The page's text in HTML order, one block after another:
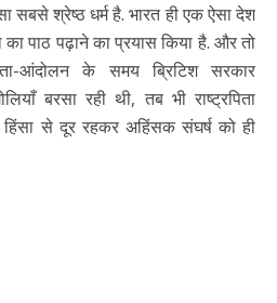
सबसे श्रेष्ठ धर्म है. भारत ही एक ऐसा देश
पाठ पढ़ाने का प्रयास किया है. और तो
आंदोलन के समय ब्रिटिश सरकार
बरसा रही थी, तब भी राष्ट्रपिता
से दूर रहकर अहिंसक संघर्ष को ही